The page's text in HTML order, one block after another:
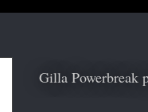
Gilla Powerbreak